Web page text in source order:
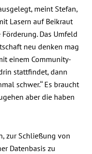
meint Stefan,
Lasern auf Beikraut
Das Umfeld
neu denken mag
einem Community-
stattfindet, dann
schwer.‘‘ Es braucht
aber die haben
zur Schließung von
Datenbasis zu